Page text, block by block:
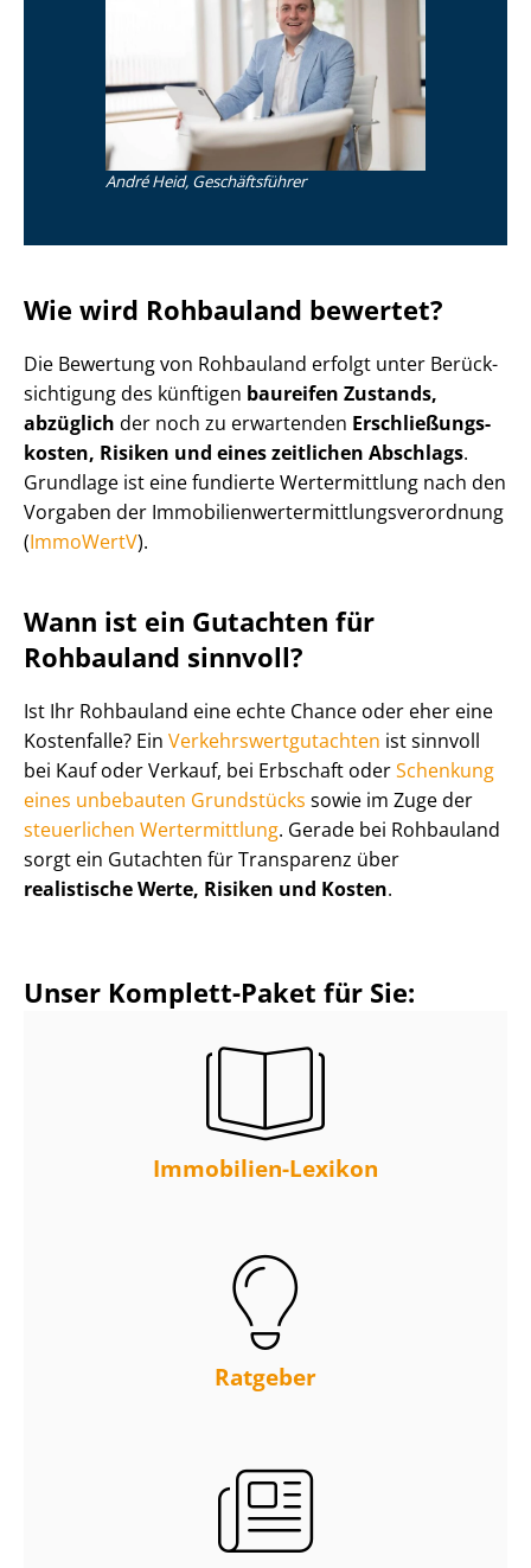
André Heid, Geschäftsführer
Wie wird Rohbauland bewertet?
Die Bewertung von Rohbauland erfolgt unter Be­rück­
sich­ti­gung des künftigen baureifen Zustands,
abzüglich der noch zu erwartenden Er­schlie­ßungs­
kos­ten, Risiken und eines zeitlichen Abschlags.
Grundlage ist eine fundierte Wertermittlung nach den
Vorgaben der Im­mo­bi­li­en­wert­ermitt­lungs­ver­ord­nung
(ImmoWertV).
Wann ist ein Gutachten für
Rohbauland sinnvoll?
Ist Ihr Rohbauland eine echte Chance oder eher eine
Kostenfalle? Ein Ver­kehrs­wert­gut­ach­ten ist sinnvoll
bei Kauf oder Verkauf, bei Erbschaft oderSchenkung
eines unbebauten Grundstücks sowie im Zuge der
steuerlichen Wertermittlung. Gerade bei Rohbauland
sorgt ein Gutachten für Transparenz über
realistische Werte, Risiken und Kosten.
Unser Komplett-Paket für Sie:
Immobilien-Lexikon
Ratgeber